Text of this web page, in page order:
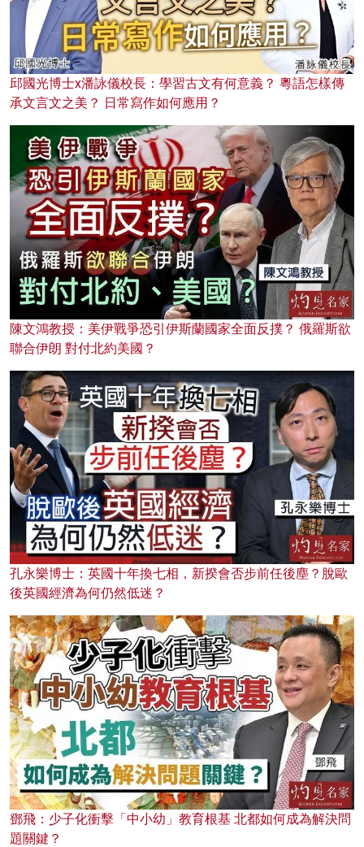
邱國光博士x潘詠儀校長：學習古文有何意義？ 粵語怎樣傳
承文言文之美？ 日常寫作如何應用？
陳文鴻教授：美伊戰爭恐引伊斯蘭國家全面反撲？ 俄羅斯欲
聯合伊朗 對付北約美國？
孔永樂博士：英國十年換七相，新揆會否步前任後塵？脫歐
後英國經濟為何仍然低迷？
鄧飛：少子化衝擊「中小幼」教育根基 北都如何成為解決問
題關鍵？